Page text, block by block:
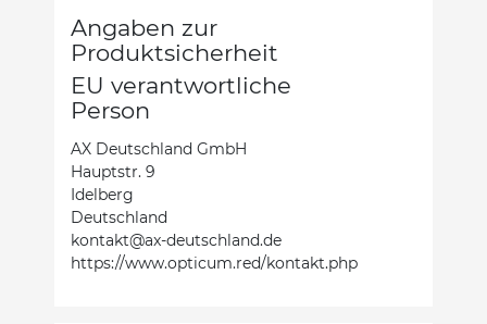
Angaben zur
Produktsicherheit
EU verantwortliche
Person
AX Deutschland GmbH
Hauptstr. 9
Idelberg
Deutschland
kontakt@ax-deutschland.de
https://www.opticum.red/kontakt.php